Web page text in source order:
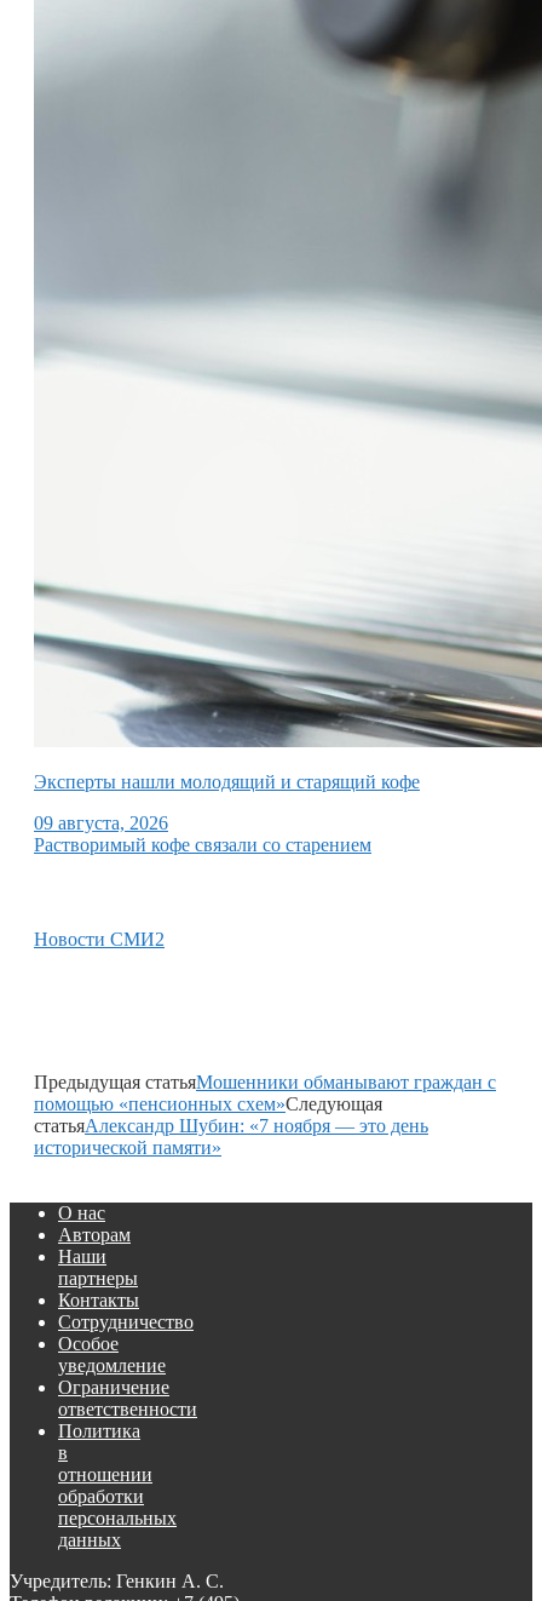
Эксперты нашли молодящий и старящий кофе
09 августа, 2026
Растворимый кофе связали со старением
Новости СМИ2
Предыдущая статьяМошенники обманывают граждан с
помощью «пенсионных схем»Следующая
статьяАлександр Шубин: «7 ноября — это день
исторической памяти»
О нас
Авторам
Наши
партнеры
Контакты
Сотрудничество
Особое
уведомление
Ограничение
ответственности
Политика
в
отношении
обработки
персональных
данных
Учредитель: Генкин А. С.